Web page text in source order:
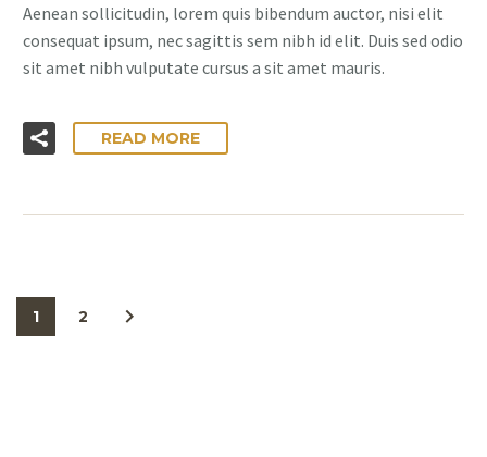
Aenean sollicitudin, lorem quis bibendum auctor, nisi elit
consequat ipsum, nec sagittis sem nibh id elit. Duis sed odio
sit amet nibh vulputate cursus a sit amet mauris.
READ MORE
1 2